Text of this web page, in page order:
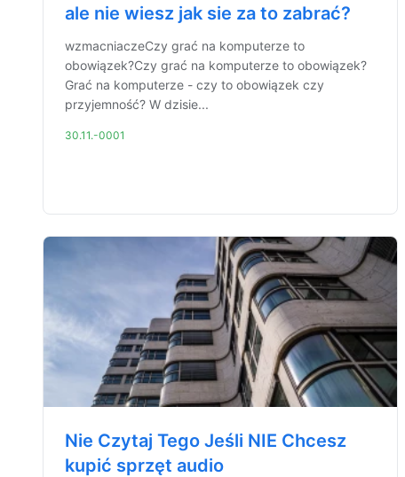
ale nie wiesz jak sie za to zabrać?
wzmacniaczeCzy grać na komputerze to
obowiązek?Czy grać na komputerze to obowiązek?
Grać na komputerze - czy to obowiązek czy
przyjemność? W dzisie...
30.11.-0001
Nie Czytaj Tego Jeśli NIE Chcesz
kupić sprzęt audio